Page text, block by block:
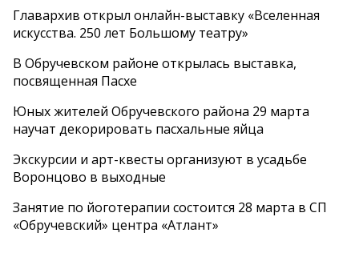
Главархив открыл онлайн-выставку «Вселенная
искусства. 250 лет Большому театру»
В Обручевском районе открылась выставка,
посвященная Пасхе
Юных жителей Обручевского района 29 марта
научат декорировать пасхальные яйца
Экскурсии и арт-квесты организуют в усадьбе
Воронцово в выходные
Занятие по йоготерапии состоится 28 марта в СП
«Обручевский» центра «Атлант»